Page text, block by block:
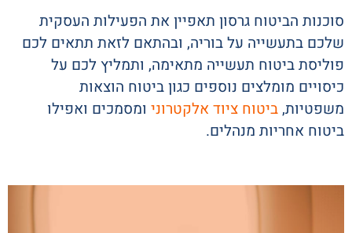
סוכנות הביטוח גרסון תאפיין את הפעילות העסקית
שלכם בתעשייה על בוריה, ובהתאם לזאת תתאים לכם
פוליסת ביטוח תעשייה מתאימה, ותמליץ לכם על
כיסויים מומלצים נוספים כגון ביטוח הוצאות
משפטיות,ביטוח ציוד אלקטרוני ומסמכים ואפילו
ביטוח אחריות מנהלים.